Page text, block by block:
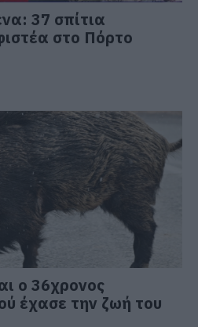
37 σπίτια
στο Πόρτο
ο 36χρονος
έχασε την ζωή του